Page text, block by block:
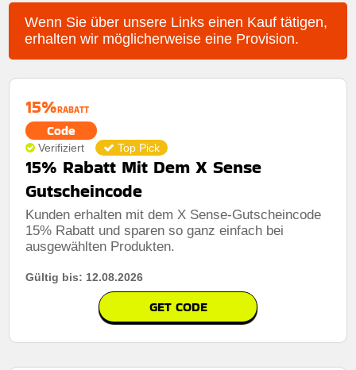
Wenn Sie über unsere Links einen Kauf tätigen,
erhalten wir möglicherweise eine Provision.
15%RABATT
Code
Verifiziert Top Pick
15% Rabatt Mit Dem X Sense
Gutscheincode
Kunden erhalten mit dem X Sense-Gutscheincode
15% Rabatt und sparen so ganz einfach bei
ausgewählten Produkten.
Gültig bis: 12.08.2026
GET CODE